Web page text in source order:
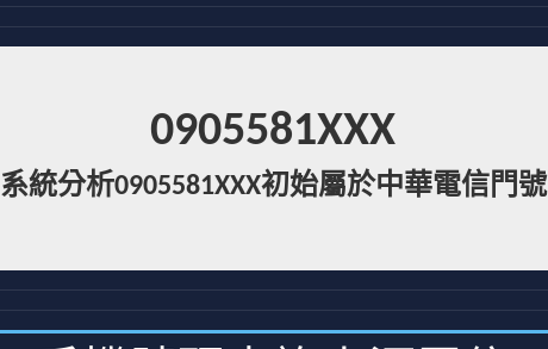
0905581XXX
系統分析0905581XXX初始屬於中華電信門號